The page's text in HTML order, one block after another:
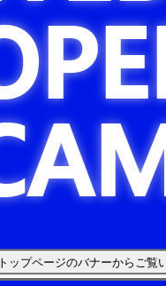
トップページのバナーからご覧